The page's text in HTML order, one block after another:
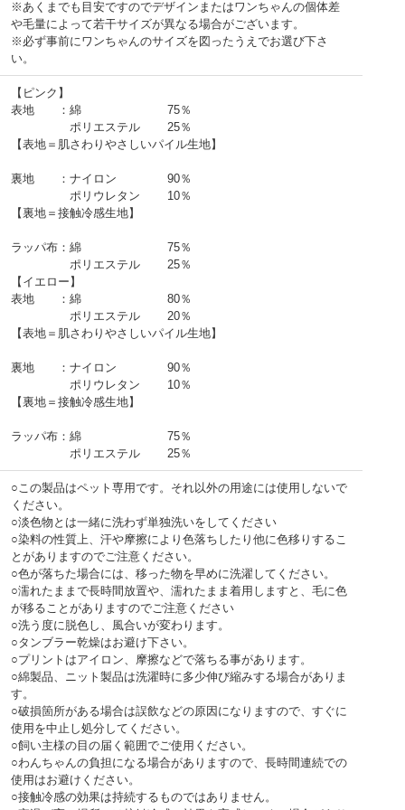
※あくまでも目安ですのでデザインまたはワンちゃんの個体差
や毛量によって若干サイズが異なる場合がございます。
※必ず事前にワンちゃんのサイズを図ったうえでお選び下さ
い。
【ピンク】
表地 ：綿 75％
ポリエステル 25％
【表地＝肌さわりやさしいパイル生地】
裏地 ：ナイロン 90％
ポリウレタン 10％
【裏地＝接触冷感生地】
ラッパ布：綿 75％
ポリエステル 25％
【イエロー】
表地 ：綿 80％
ポリエステル 20％
【表地＝肌さわりやさしいパイル生地】
裏地 ：ナイロン 90％
ポリウレタン 10％
【裏地＝接触冷感生地】
ラッパ布：綿 75％
ポリエステル 25％
○この製品はペット専用です。それ以外の用途には使用しないで
ください。
○淡色物とは一緒に洗わず単独洗いをしてください
○染料の性質上、汗や摩擦により色落ちしたり他に色移りするこ
とがありますのでご注意ください。
○色が落ちた場合には、移った物を早めに洗濯してください。
○濡れたままで長時間放置や、濡れたまま着用しますと、毛に色
が移ることがありますのでご注意ください
○洗う度に脱色し、風合いが変わります。
○タンブラー乾燥はお避け下さい。
○プリントはアイロン、摩擦などで落ちる事があります。
○綿製品、ニット製品は洗濯時に多少伸び縮みする場合がありま
す。
○破損箇所がある場合は誤飲などの原因になりますので、すぐに
使用を中止し処分してください。
○飼い主様の目の届く範囲でご使用ください。
○わんちゃんの負担になる場合がありますので、長時間連続での
使用はお避けください。
○接触冷感の効果は持続するものではありません。